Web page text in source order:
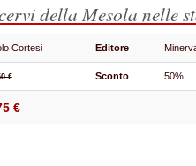
della Mesola nelle
Cortesi Editore
€ Sconto 50%
€